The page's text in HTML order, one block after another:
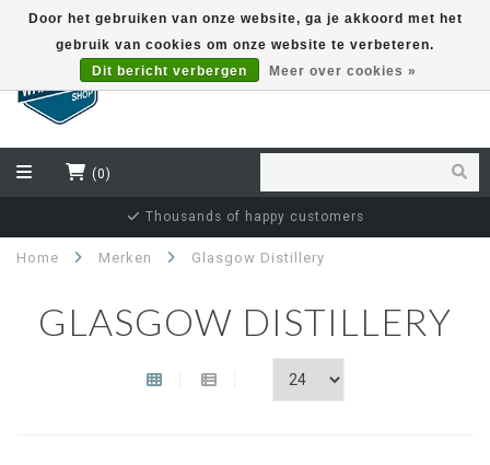
(0)
Thousands of happy customers
Home Merken Glasgow Distillery
GLASGOW DISTILLERY
Door het gebruiken van onze website, ga je akkoord met het
gebruik van cookies om onze website te verbeteren.
Dit bericht verbergen
Meer over cookies »